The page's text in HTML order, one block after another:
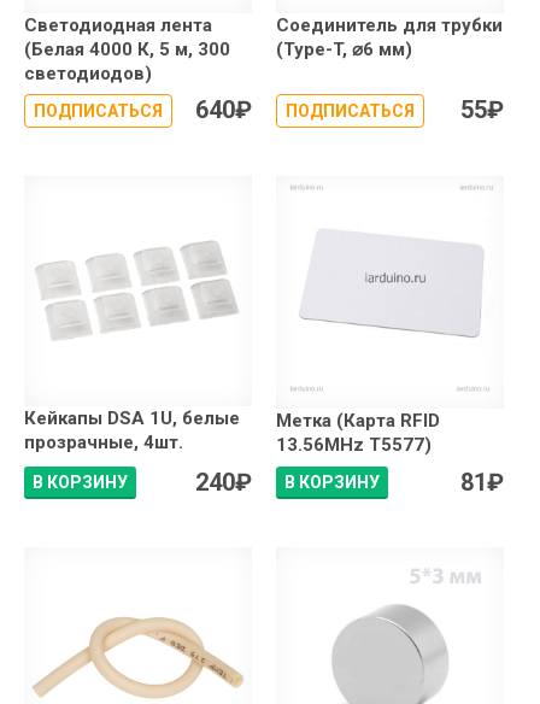
Светодиодная лента
(Белая 4000 К, 5 м, 300
светодиодов)
ПОДПИСАТЬСЯ 640₽
Соединитель для трубки
(Type-T, ⌀6 мм)
ПОДПИСАТЬСЯ 55₽
Кейкапы DSA 1U, белые
прозрачные, 4шт.
В КОРЗИНУ 240₽
Метка (Карта RFID
13.56MHz T5577)
В КОРЗИНУ 81₽